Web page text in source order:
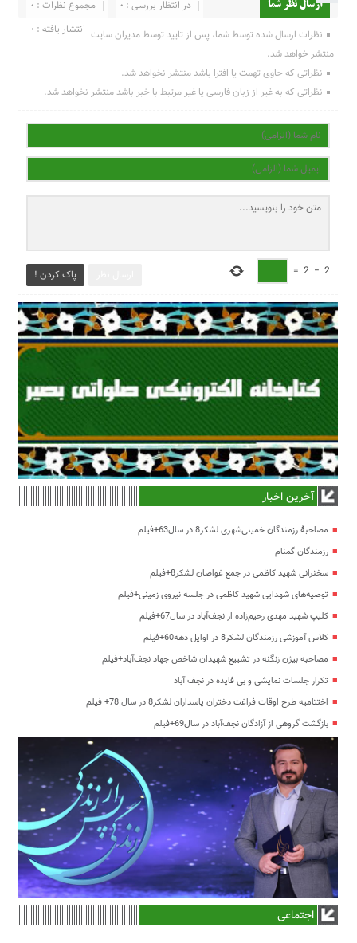
ارسال نظر شما مجموع نظرات : 0
در انتظار بررسی : 0
انتشار یافته : 0 نظرات ارسال شده توسط شما، پس از تایید توسط مدیران سایت
منتشر خواهد شد.
نظراتی که حاوی تهمت یا افترا باشد منتشر نخواهد شد.
نظراتی که به غیر از زبان فارسی یا غیر مرتبط با خبر باشد منتشر نخواهد شد.
پاک کردن ! 2
−
2
=
آخرین اخبار
مصاحبۀ رزمندگان خمینی‌شهری لشکر8 در سال63+فیلم
رزمندگان گمنام
سخنرانی شهید کاظمی در جمع غواصان لشکر8+فیلم
توصیه‌های شهدایی شهید کاظمی در جلسه نیروی زمینی+فیلم
کلیپ شهید مهدی رحیم‌زاده از نجف‌آباد در سال67+فیلم
کلاس آموزشی رزمندگان لشکر8 در اوایل دهه60+فیلم
مصاحبه بیژن زنگنه در تشییع شهیدان شاخص جهاد نجف‌آباد+فیلم
تکرار جلسات نمایشی و بی فایده در نجف آباد
اختتامیه طرح اوقات فراغت دختران پاسداران لشکر8 در سال 78+ فیلم
بازگشت گروهی از آزادگان نجف‌آباد در سال69+فیلم
اجتماعی